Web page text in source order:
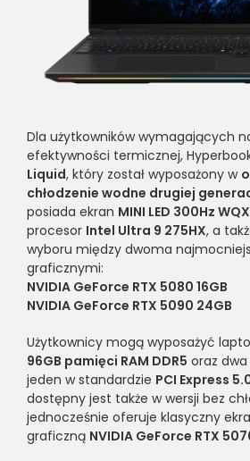
Dla użytkowników wymagających
efektywności termicznej,
Liquid, który został wyposażony w
chłodzenie wodne drugiej
posiada ekran MINI LED 300Hz
procesor Intel Ultra 9 275HX, a
wyboru między dwoma
graficznymi:
NVIDIA GeForce RTX 5080 16GB
NVIDIA GeForce RTX 5090 24GB
Użytkownicy mogą wyposażyć
96GB pamięci RAM DDR5 oraz dwa
jeden w standardzie PCI Express
dostępny jest także w wersji bez
jednocześnie oferuje klasyczny
graficzną NVIDIA GeForce RTX